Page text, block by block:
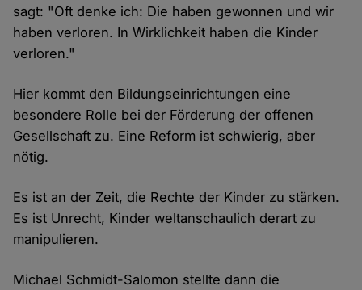
sagt: "Oft denke ich: Die haben gewonnen und wir
haben verloren. In Wirklichkeit haben die Kinder
verloren."
Hier kommt den Bildungseinrichtungen eine
besondere Rolle bei der Förderung der offenen
Gesellschaft zu. Eine Reform ist schwierig, aber
nötig.
Es ist an der Zeit, die Rechte der Kinder zu stärken.
Es ist Unrecht, Kinder weltanschaulich derart zu
manipulieren.
Michael Schmidt-Salomon stellte dann die